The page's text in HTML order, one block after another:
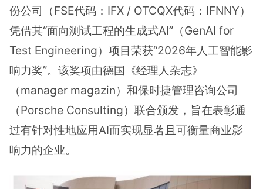
份公司（FSE代码：IFX / OTCQX代码：IFNNY）
凭借其“面向测试工程的生成式AI”（GenAI for
Test Engineering）项目荣获“2026年人工智能影
响力奖”。该奖项由德国《经理人杂志》
（manager magazin）和保时捷管理咨询公司
（Porsche Consulting）联合颁发，旨在表彰通
过有针对性地应用AI而实现显著且可衡量商业影
响力的企业。